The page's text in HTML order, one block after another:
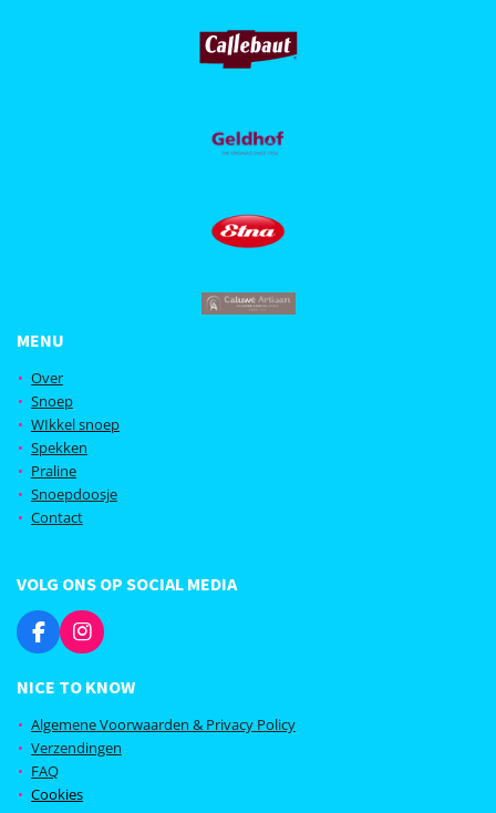
MENU
Over
Snoep
WIkkel snoep
Spekken
Praline
Snoepdoosje
Contact
VOLG ONS OP SOCIAL MEDIA
F
a
c
e
b
o
o
k
I
n
s
a
g
r
m
NICE TO KNOW
Algemene Voorwaarden & Privacy Policy
Verzendingen
FAQ
Cookies